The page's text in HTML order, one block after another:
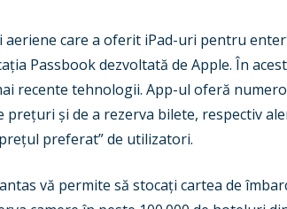
care a oferit iPad-uri pentru
Passbook dezvoltată de Apple. În
recente tehnologii. App-ul oferă
și de a rezerva bilete, respectiv
preferat” de utilizatori.
vă permite să stocați cartea de